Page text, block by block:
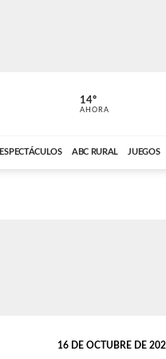
ABC CARDINAL
14º
AHORA
ESPECTÁCULOS ABC RURAL JUEGOS
16 DE OCTUBRE DE